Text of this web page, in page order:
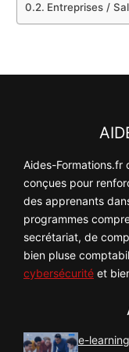
Entreprises /
Aides-Formations.fr
conçues pour
des apprenants
programmes
secrétariat, de
bien pluse
cybersécurité et
e-